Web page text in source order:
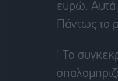
ευρώ. Αυτά
Πάντως το
! Το